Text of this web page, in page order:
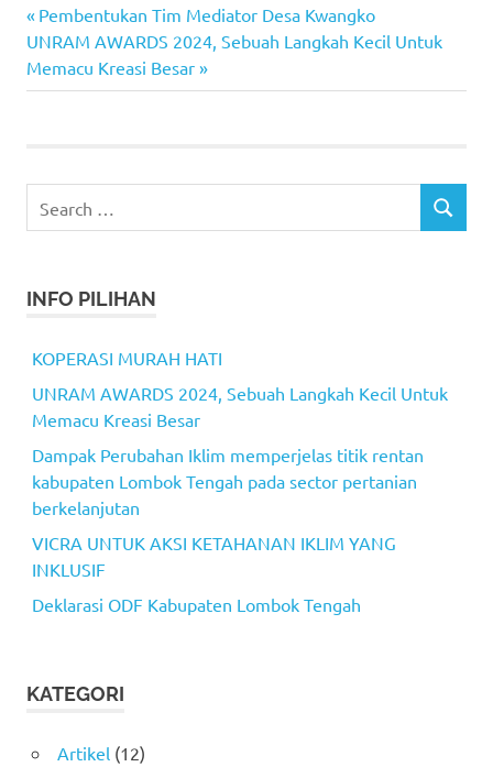
Post
navigation
Previous
Post:
Pembentukan Tim Mediator Desa Kwangko
Next
Post:
UNRAM AWARDS 2024, Sebuah Langkah Kecil Untuk
Memacu Kreasi Besar
for:
SEARCH
INFO PILIHAN
KOPERASI MURAH HATI
UNRAM AWARDS 2024, Sebuah Langkah Kecil Untuk
Memacu Kreasi Besar
Dampak Perubahan Iklim memperjelas titik rentan
kabupaten Lombok Tengah pada sector pertanian
berkelanjutan
VICRA UNTUK AKSI KETAHANAN IKLIM YANG
INKLUSIF
Deklarasi ODF Kabupaten Lombok Tengah
KATEGORI
Artikel(12)